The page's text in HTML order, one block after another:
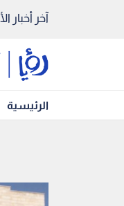
آخر أخبار
الرئيسية